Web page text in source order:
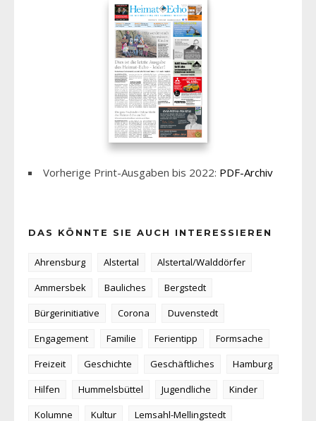
Vorherige Print-Ausgaben bis 2022: PDF-Archiv
DAS KÖNNTE SIE AUCH INTERESSIEREN
Ahrensburg Alstertal
Alstertal/Walddörfer
Ammersbek
Bauliches
Bergstedt
Bürgerinitiative
Corona
Duvenstedt
Engagement
Familie Ferientipp
Formsache
Freizeit
Geschichte Geschäftliches
Hamburg
Hilfen
Hummelsbüttel Jugendliche
Kinder
Kolumne
Kultur
Lemsahl-Mellingstedt